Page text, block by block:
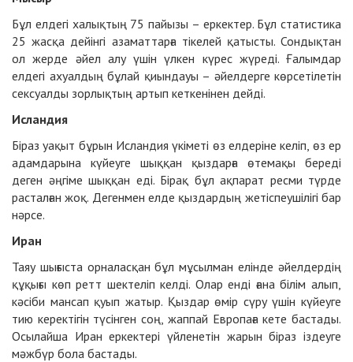
Бұл елдегі халықтың 75 пайызы – еркектер. Бұл статистика
25 жасқа дейінгі азаматтарға тікелей қатысты. Сондықтан
ол жерде әйел алу үшін үлкен күрес жүреді. Ғалымдар
елдегі ахуалдың бұлай қиындауы – әйелдерге көрсетілетін
сексуалды зорлықтың артып кеткенінен дейді.
Исландия
Біраз уақыт бұрын Исландия үкіметі өз елдеріне келіп, өз ер
адамдарына күйеуге шыққан қыздарға өтемақы береді
деген әңгіме шыққан еді. Бірақ бұл ақпарат ресми түрде
расталған жоқ. Дегенмен елде қыздардың жетіспеушілігі бар
нәрсе.
Иран
Таяу шығыста орналасқан бұл мұсылман елінде әйелдердің
құқығы көп ретт шектеліп келді. Олар енді ғана білім алып,
кәсіби мансап қуып жатыр. Қыздар өмір сүру үшін күйеуге
тию керектігін түсінген соң, жаппай Европаға кете бастады.
Осылайша Иран еркектері үйленетін жарын біраз іздеуге
мәжбүр бола бастады.